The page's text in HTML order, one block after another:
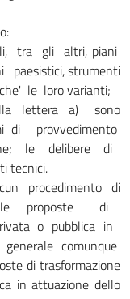
tra gli altri, piani
paesistici, strumenti
le loro varianti;
lettera a) sono
di provvedimento
le delibere di
tecnici.
procedimento di
proposte di
o pubblica in
comunque
di trasformazione
in attuazione dello